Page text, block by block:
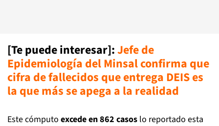
[Te puede interesar]:Jefe de
Epidemiología del Minsal confirma que
cifra de fallecidos que entrega DEIS es
la que más se apega a la realidad
Este cómputo excede en 862 casos lo reportado esta